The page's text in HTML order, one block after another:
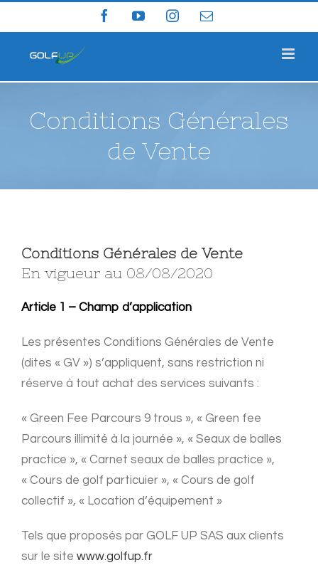
to
content
FacebookYouTubeInstagramEmail
Conditions Générales
de Vente
Conditions Générales de Vente
En vigueur au 08/08/2020
Article 1 – Champ d’application
Les présentes Conditions Générales de Vente
(dites « GV ») s’appliquent, sans restriction ni
réserve à tout achat des services suivants :
« Green Fee Parcours 9 trous », « Green fee
Parcours illimité à la journée », « Seaux de balles
practice », « Carnet seaux de balles practice »,
« Cours de golf particuier », « Cours de golf
collectif », « Location d’équipement »
Tels que proposés par GOLF UP SAS aux clients
sur le site www.golfup.fr